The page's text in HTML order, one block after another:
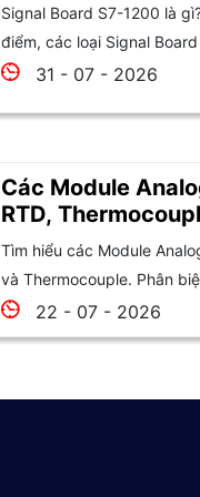
Signal Board S7-1200 là
điểm, các loại Signal
31 - 07 - 2026
Các Module
RTD,
chọn
Tìm hiểu các Module
và Thermocouple. Phân
22 - 07 - 2026